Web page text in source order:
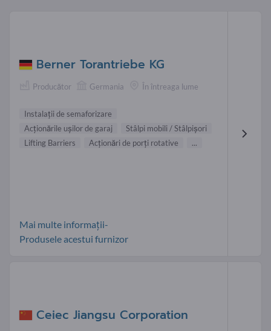
Berner Torantriebe KG
Producător Germania În întreaga lume
Instalaţii de semaforizare
Acţionările uşilor de garaj
Stâlpi mobili / Stâlpişori
Lifting Barriers
Acţionări de porţi rotative ...
Mai multe informații-
Produsele acestui furnizor
Ceiec Jiangsu Corporation